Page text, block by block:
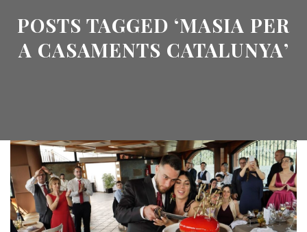
POSTS TAGGED ‘MASIA PER
A CASAMENTS CATALUNYA’